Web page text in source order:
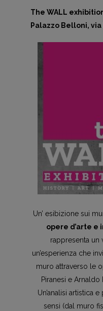
The WALL
Palazzo Belloni,
Un’ esibizione sui
opere d’arte e
rappresenta un
un’esperienza che
muro attraverso le
Piranesi e
Un’analisi artistica
sensi (dal muro